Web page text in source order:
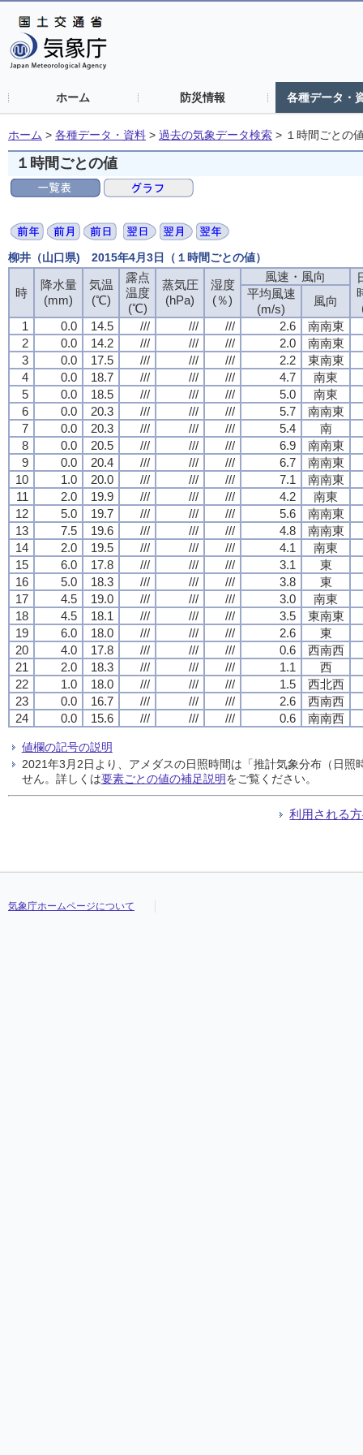
ホーム 防災情報 各種データ・
ホーム > 各種データ・資料 > 過去の気象データ検索 > １時間ごとの
１時間ごとの値
柳井（山口県) 2015年4月3日（１時間ごとの値）
時
降水量
(mm)
気温
(℃)
露点
温度
(℃)
蒸気圧
(hPa)
湿度
(％)
風速・風向
平均風速
(m/s)
風向
1
0.0 14.5 /// /// /// 2.6
南南東
2
0.0 14.2 /// /// /// 2.0
南南東
3
0.0 17.5 /// /// /// 2.2
東南東
4
0.0 18.7 /// /// /// 4.7
南東
5
0.0 18.5 /// /// /// 5.0
南東
6
0.0 20.3 /// /// /// 5.7
南南東
7
0.0 20.3 /// /// /// 5.4
南
8
0.0 20.5 /// /// /// 6.9
南南東
9
0.0 20.4 /// /// /// 6.7
南南東
10
1.0 20.0 /// /// /// 7.1
南南東
11
2.0 19.9 /// /// /// 4.2
南東
12
5.0 19.7 /// /// /// 5.6
南南東
13
7.5 19.6 /// /// /// 4.8
南南東
14
2.0 19.5 /// /// /// 4.1
南東
15
6.0 17.8 /// /// /// 3.1
東
16
5.0 18.3 /// /// /// 3.8
東
17
4.5 19.0 /// /// /// 3.0
南東
18
4.5 18.1 /// /// /// 3.5
東南東
19
6.0 18.0 /// /// /// 2.6
東
20
4.0 17.8 /// /// /// 0.6
西南西
21
2.0 18.3 /// /// /// 1.1
西
22
1.0 18.0 /// /// /// 1.5
西北西
23
0.0 16.7 /// /// /// 2.6
西南西
24
0.0 15.6 /// /// /// 0.6 南南西
値欄の記号の説明
2021年3月2日より、アメダスの日照時間は「推計気象分布（日
せん。詳しくは要素ごとの値の補足説明をご覧ください。
利用される
気象庁ホームページについて